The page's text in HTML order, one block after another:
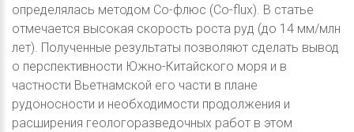
определялась методом Co-флюс (Co-flux). В статье
отмечается высокая скорость роста руд (до 14 мм/млн
лет). Полученные результаты позволяют сделать вывод
о перспективности Южно-Китайского моря и в
частности Вьетнамской его части в плане
рудоносности и необходимости продолжения и
расширения геологоразведочных работ в этом